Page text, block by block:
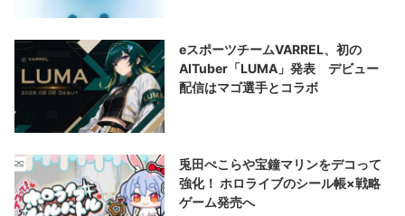
eスポーツチームVARREL、初の
AITuber「LUMA」発表 デビュー
配信はマゴ選手とコラボ
兎田ぺこらや宝鐘マリンをデコって
強化！ ホロライブのシール帳×戦略
ゲーム発売へ